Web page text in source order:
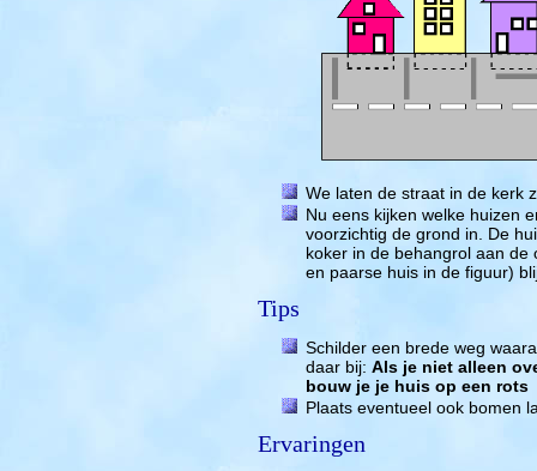
We laten de straat in de kerk
Nu eens kijken welke huizen
voorzichtig de grond in. De
koker in de behangrol aan de
en paarse huis in de figuur)
Tips
Schilder een brede weg
daar bij: Als je niet alleen
bouw je je huis op een rots
Plaats eventueel ook bomen
Ervaringen